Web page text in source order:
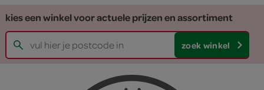
kies een winkel voor actuele prijzen en assortiment
zoek winkel